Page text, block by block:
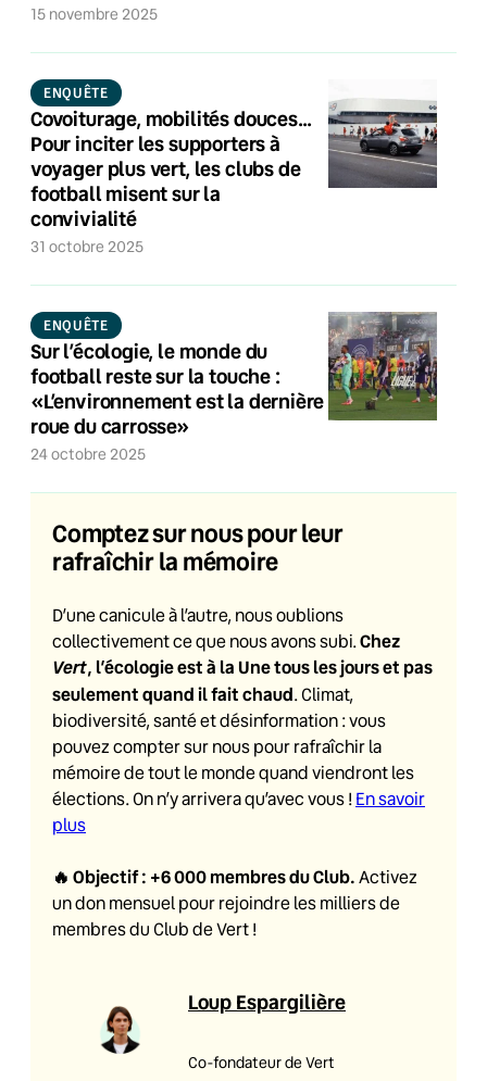
15 novembre 2025
ENQUÊTE
Covoiturage, mobilités douces…
Pour inciter les supporters à
voyager plus vert, les clubs de
football misent sur la
convivialité
31 octobre 2025
ENQUÊTE
Sur l’écologie, le monde du
football reste sur la touche :
«L’environnement est la dernière
roue du carrosse»
24 octobre 2025
Comptez sur nous pour leur
rafraîchir la mémoire
D’une canicule à l’autre, nous oublions
collectivement ce que nous avons subi.Chez
Vert, l’écologie est à la Une tous les jours et pas
seulement quand il fait chaud. Climat,
biodiversité, santé et désinformation : vous
pouvez compter sur nous pour rafraîchir la
mémoire de tout le monde quand viendront les
élections. On n’y arrivera qu’avec vous ! En savoir
plus
🔥 Objectif : +6 000 membres du Club. Activez
un don mensuel pour rejoindre les milliers de
membres du Club de Vert !
Loup Espargilière
Co-fondateur de Vert